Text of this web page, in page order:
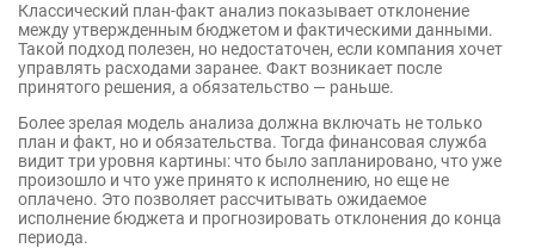
Классический план-факт анализ показывает отклонение
между утвержденным бюджетом и фактическими данными.
Такой подход полезен, но недостаточен, если компания хочет
управлять расходами заранее. Факт возникает после
принятого решения, а обязательство — раньше.
Более зрелая модель анализа должна включать не только
план и факт, но и обязательства. Тогда финансовая служба
видит три уровня картины: что было запланировано, что уже
произошло и что уже принято к исполнению, но еще не
оплачено. Это позволяет рассчитывать ожидаемое
исполнение бюджета и прогнозировать отклонения до конца
периода.